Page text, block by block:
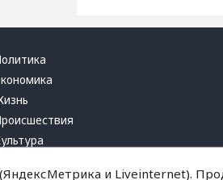
и Liveinternet).